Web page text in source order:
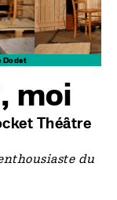
Dodet
moi
Théâtre
du